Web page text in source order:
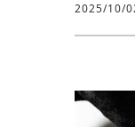
2025/10/